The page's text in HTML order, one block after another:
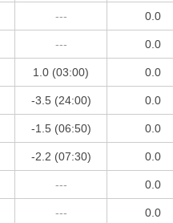
--- 0.0
--- 0.0
1.0 (03:00) 0.0
-3.5 (24:00) 0.0
-1.5 (06:50) 0.0
-2.2 (07:30) 0.0
--- 0.0
--- 0.0